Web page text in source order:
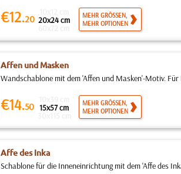
€12.20 20x24 cm
MEHR GRÖSSEN,
MEHR OPTIONEN
Affen und Masken
Wandschablone mit dem 'Affen und Masken'-Motiv.
€14.50 15x57 cm
MEHR GRÖSSEN,
MEHR OPTIONEN
Affe des Inka
Schablone für die Inneneinrichtung mit dem 'Affe des